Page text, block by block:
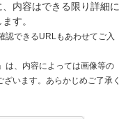
内容はできる限り詳細に
す。
認できるURLもあわせてご入
は、内容によっては画像等の
います。あらかじめご了承く